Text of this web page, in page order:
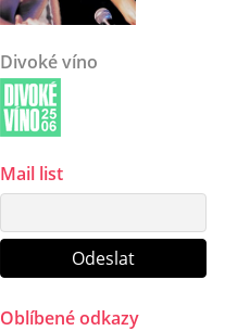
Divoké víno
Mail list
Oblíbené odkazy